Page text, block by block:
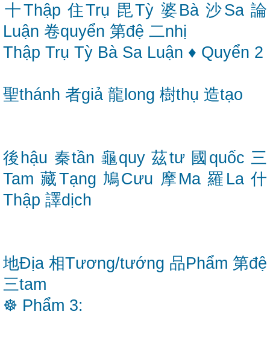
十Thập 住Trụ 毘Tỳ 婆Bà 沙Sa 論
Luận 卷quyển 第đệ 二nhị
Thập Trụ Tỳ Bà Sa Luận ♦ Quyển 2
聖thánh 者giả 龍long 樹thụ 造tạo
後hậu 秦tần 龜quy 茲tư 國quốc 三
Tam 藏Tạng 鳩Cưu 摩Ma 羅La 什
Thập 譯dịch
地Địa 相Tương/tướng 品Phẩm 第đệ
三tam
☸ Phẩm 3: